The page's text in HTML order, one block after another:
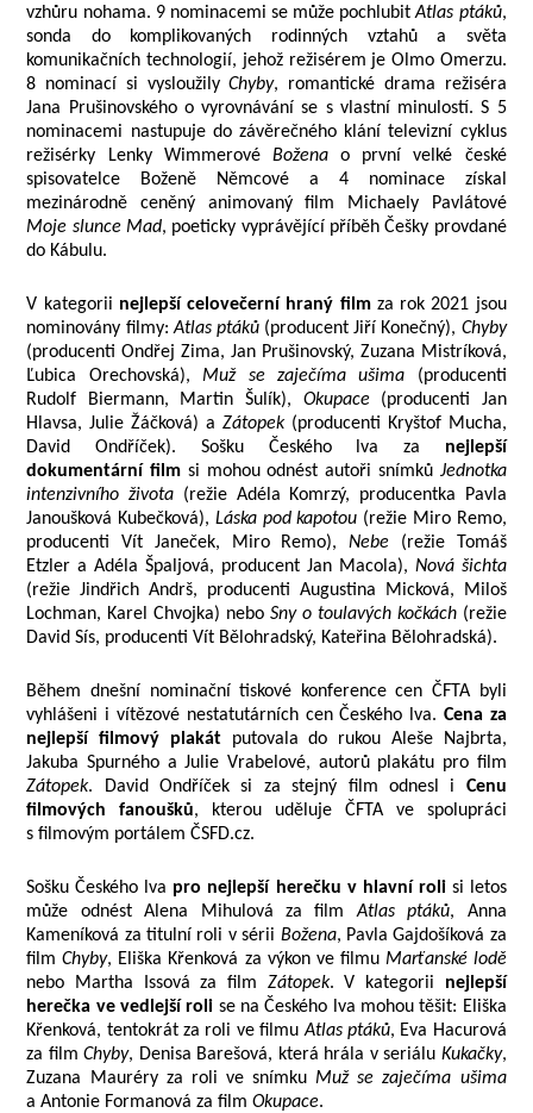
vzhůru nohama. 9 nominacemi se může pochlubitAtlas ptáků,
sonda do komplikovaných rodinných vztahů a světa
komunikačních technologií, jehož režisérem je Olmo Omerzu.
8 nominací si vysloužilyChyby, romantické drama režiséra
Jana Prušinovského o vyrovnávání se s vlastní minulostí. S 5
nominacemi nastupuje do závěrečného klání televizní cyklus
režisérky Lenky Wimmerové Boženao první velké české
spisovatelce Boženě Němcové a 4 nominace získal
mezinárodně ceněný animovaný film Michaely Pavlátové
Moje slunce Mad, poeticky vyprávějící příběh Češky provdané
do Kábulu.
V kategorii nejlepší celovečerní hraný filmza rok 2021 jsou
nominovány filmy:Atlas ptáků(producent Jiří Konečný), Chyby
(producenti Ondřej Zima, Jan Prušinovský, Zuzana Mistríková,
Ľubica Orechovská),Muž se zaječíma ušima (producenti
Rudolf Biermann, Martin Šulík), Okupace(producenti Jan
Hlavsa, Julie Žáčková) a Zátopek (producenti Kryštof Mucha,
David Ondříček). Sošku Českého lva za nejlepší
dokumentární film si mohou odnést autoři snímků Jednotka
intenzivního života (režie Adéla Komrzý, producentka Pavla
Janoušková Kubečková), Láska pod kapotou (režie Miro Remo,
producenti Vít Janeček, Miro Remo),Nebe (režie Tomáš
Etzler a Adéla Špaljová, producent Jan Macola), Nová šichta
(režie Jindřich Andrš, producenti Augustina Micková, Miloš
Lochman, Karel Chvojka) nebo Sny o toulavých kočkách(režie
David Sís, producenti Vít Bělohradský, Kateřina Bělohradská).
Během dnešní nominační tiskové konference cen ČFTA byli
vyhlášeni i vítězové nestatutárních cen Českého lva. Cena za
nejlepší filmový plakátputovala do rukou Aleše Najbrta,
Jakuba Spurného a Julie Vrabelové, autorů plakátu pro film
Zátopek. David Ondříček si za stejný film odnesl i Cenu
filmových fanoušků, kterou uděluje ČFTA ve spolupráci
s filmovým portálem ČSFD.cz.
Sošku Českého lva pro nejlepší herečku v hlavní rolisi letos
může odnést Alena Mihulová za filmAtlas ptáků, Anna
Kameníková za titulní roli v sérii Božena, Pavla Gajdošíková za
filmChyby, Eliška Křenková za výkon ve filmu Marťanské lodě
nebo Martha Issová za film Zátopek. V kategorii nejlepší
herečka ve vedlejší roli se na Českého lva mohou těšit: Eliška
Křenková, tentokrát za roli ve filmuAtlas ptáků, Eva Hacurová
za filmChyby, Denisa Barešová, která hrála v seriálu Kukačky,
Zuzana Mauréry za roli ve snímkuMuž se zaječíma ušima
a Antonie Formanová za filmOkupace.